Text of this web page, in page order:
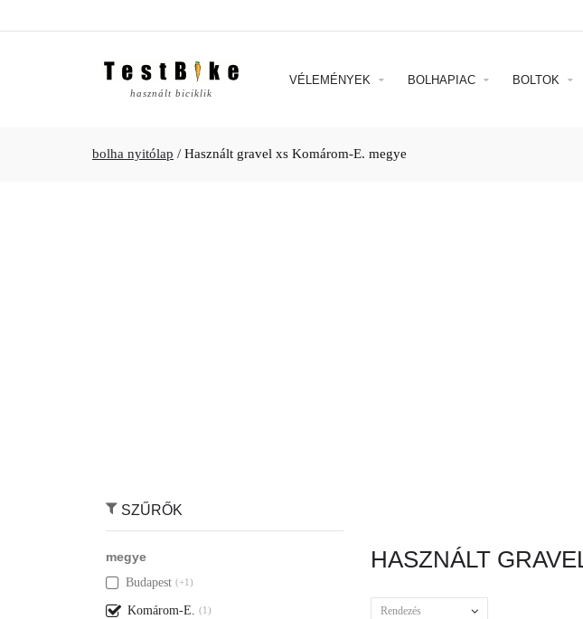
használt biciklik
VÉLEMÉNYEK BOLHAPIAC BOLTOK
bolha nyitólap / Használt gravel xs Komárom-E. megye
SZŰRŐK
megye
Budapest (+1)
Komárom-E. (1)
HASZNÁLT
Rendezés